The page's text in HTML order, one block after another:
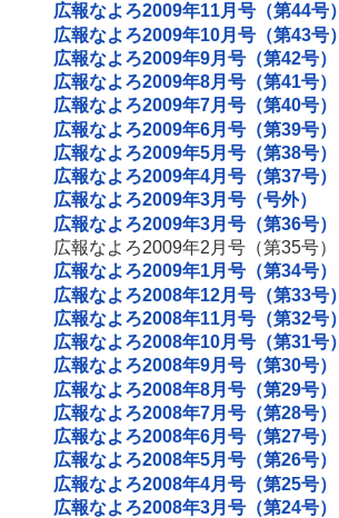
広報なよろ2009年11月号（第44号）
広報なよろ2009年10月号（第43号）
広報なよろ2009年9月号（第42号）
広報なよろ2009年8月号（第41号）
広報なよろ2009年7月号（第40号）
広報なよろ2009年6月号（第39号）
広報なよろ2009年5月号（第38号）
広報なよろ2009年4月号（第37号）
広報なよろ2009年3月号（号外）
広報なよろ2009年3月号（第36号）
広報なよろ2009年2月号（第35号）
広報なよろ2009年1月号（第34号）
広報なよろ2008年12月号（第33号）
広報なよろ2008年11月号（第32号）
広報なよろ2008年10月号（第31号）
広報なよろ2008年9月号（第30号）
広報なよろ2008年8月号（第29号）
広報なよろ2008年7月号（第28号）
広報なよろ2008年6月号（第27号）
広報なよろ2008年5月号（第26号）
広報なよろ2008年4月号（第25号）
広報なよろ2008年3月号（第24号）